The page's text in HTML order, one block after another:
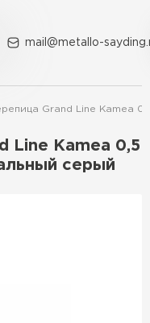
mail@metallo-
Grand Line Kamea
Line Kamea 0,5
серый
Контакты